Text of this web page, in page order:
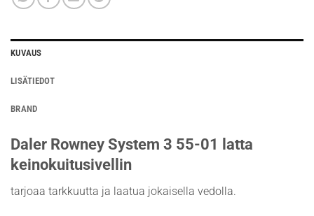
KUVAUS
LISÄTIEDOT
BRAND
Daler Rowney System 3 55-01 latta
keinokuitusivellin
tarjoaa tarkkuutta ja laatua jokaisella vedolla.